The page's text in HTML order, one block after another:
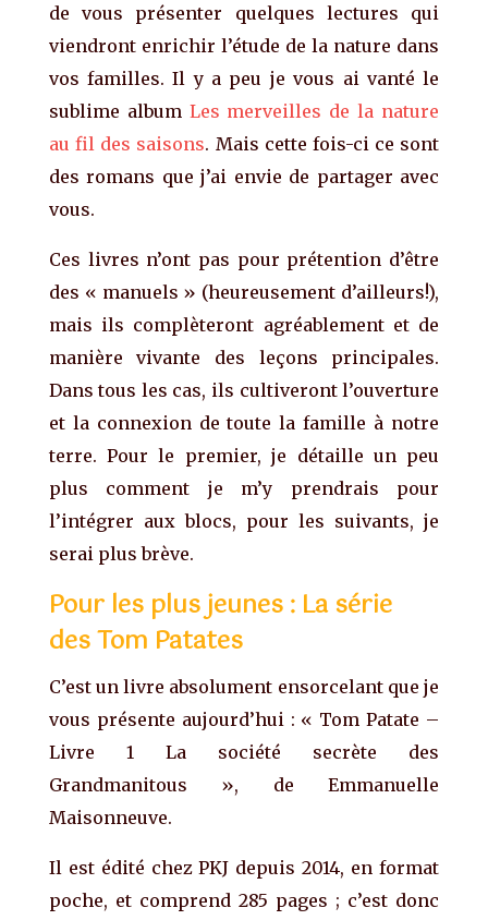
de vous présenter quelques lectures qui
viendront enrichir l’étude de la nature dans
vos familles. Il y a peu je vous ai vanté le
sublime album Les merveilles de la nature
au fil des saisons. Mais cette fois-ci ce sont
des romans que j’ai envie de partager avec
vous.
Ces livres n’ont pas pour prétention d’être
des « manuels » (heureusement d’ailleurs!),
mais ils complèteront agréablement et de
manière vivante des leçons principales.
Dans tous les cas, ils cultiveront l’ouverture
et la connexion de toute la famille à notre
terre. Pour le premier, je détaille un peu
plus comment je m’y prendrais pour
l’intégrer aux blocs, pour les suivants, je
serai plus brève.
Pour les plus jeunes : La série
des Tom Patates
C’est un livre absolument ensorcelant que je
vous présente aujourd’hui : « Tom Patate –
Livre 1 La société secrète des
Grandmanitous », de Emmanuelle
Maisonneuve.
Il est édité chez PKJ depuis 2014, en format
poche, et comprend 285 pages ; c’est donc